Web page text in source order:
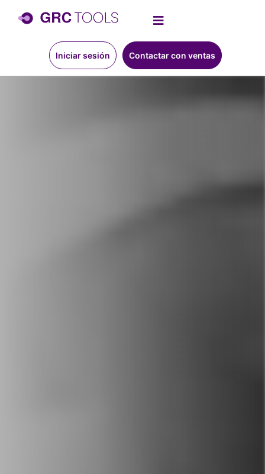
Iniciar sesión Contactar con ventas